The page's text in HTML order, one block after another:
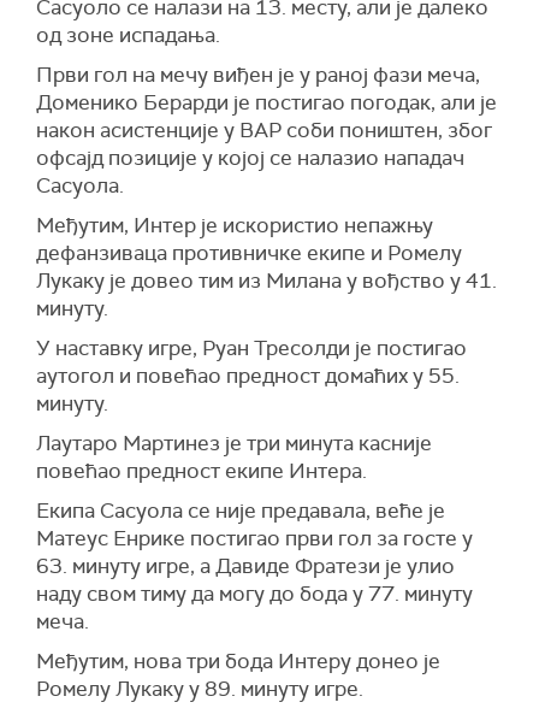
Сасуоло се налази на 13. месту, али је далеко
од зоне испадања.
Први гол на мечу виђен је у раној фази меча,
Доменико Берарди је постигао погодак, али је
након асистенције у ВАР соби поништен, због
офсајд позиције у којој се налазио нападач
Сасуола.
Међутим, Интер је искористио непажњу
дефанзиваца противничке екипе и Ромелу
Лукаку је довео тим из Милана у вођство у 41.
минуту.
У наставку игре, Руан Тресолди је постигао
аутогол и повећао предност домаћих у 55.
минуту.
Лаутаро Мартинез је три минута касније
повећао предност екипе Интера.
Екипа Сасуола се није предавала, веће је
Матеус Енрике постигао први гол за госте у
63. минуту игре, а Давиде Фратези је улио
наду свом тиму да могу до бода у 77. минуту
меча.
Међутим, нова три бода Интеру донео је
Ромелу Лукаку у 89. минуту игре.